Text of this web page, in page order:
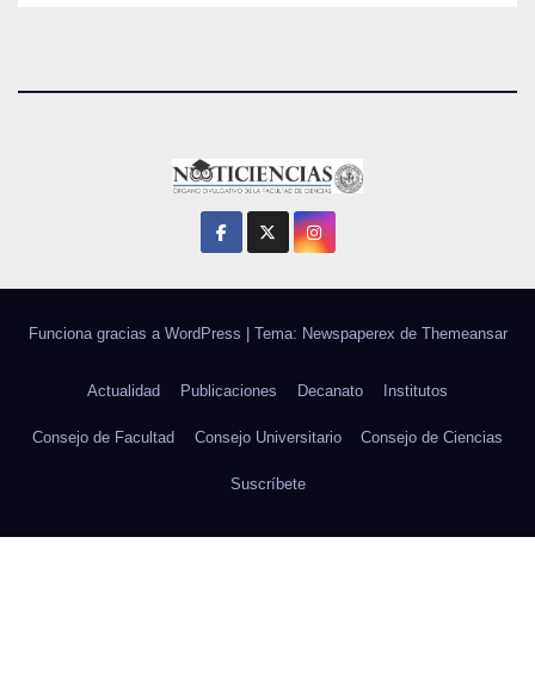
Funciona gracias a WordPress Tema: Newspaperex de Themeansar
Actualidad Publicaciones Decanato Institutos
Consejo de Facultad Consejo Universitario Consejo de Ciencias
Suscríbete